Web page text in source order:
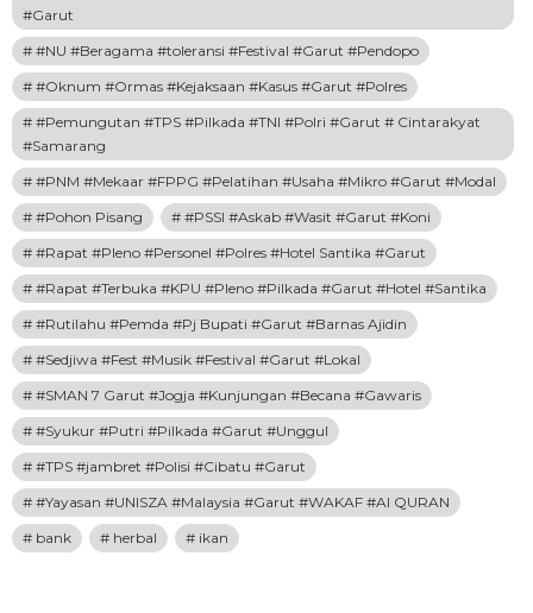
#Garut
#NU #Beragama #toleransi #Festival #Garut #Pendopo
#Oknum #Ormas #Kejaksaan #Kasus #Garut #Polres
#Pemungutan #TPS #Pilkada #TNI #Polri #Garut # Cintarakyat
#Samarang
#PNM #Mekaar #FPPG #Pelatihan #Usaha #Mikro #Garut #Modal
#Pohon Pisang
#PSSI #Askab #Wasit #Garut #Koni
#Rapat #Pleno #Personel #Polres #Hotel Santika #Garut
#Rapat #Terbuka #KPU #Pleno #Pilkada #Garut #Hotel #Santika
#Rutilahu #Pemda #Pj Bupati #Garut #Barnas Ajidin
#Sedjiwa #Fest #Musik #Festival #Garut #Lokal
#SMAN 7 Garut #Jogja #Kunjungan #Becana #Gawaris
#Syukur #Putri #Pilkada #Garut #Unggul
#TPS #jambret #Polisi #Cibatu #Garut
#Yayasan #UNISZA #Malaysia #Garut #WAKAF #Al QURAN
bank
herbal ikan